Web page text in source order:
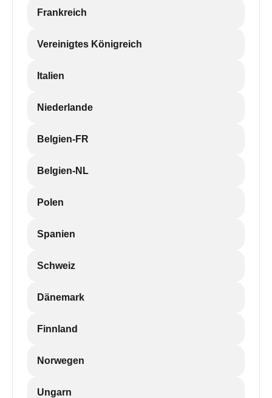
Frankreich
Vereinigtes Königreich
Italien
Niederlande
Belgien-FR
Belgien-NL
Polen
Spanien
Schweiz
Dänemark
Finnland
Norwegen
Ungarn